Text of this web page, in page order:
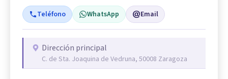
Teléfono WhatsApp Email
Dirección principal
C. de Sta. Joaquina de Vedruna, 50008 Zaragoza